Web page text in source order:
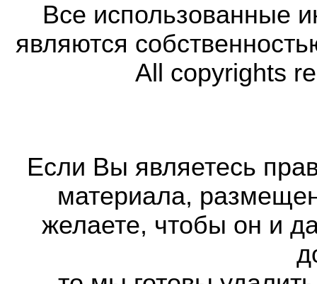
Все использованные
являются
All copyrights
Если Вы являетесь
материала,
желаете, чтобы он и